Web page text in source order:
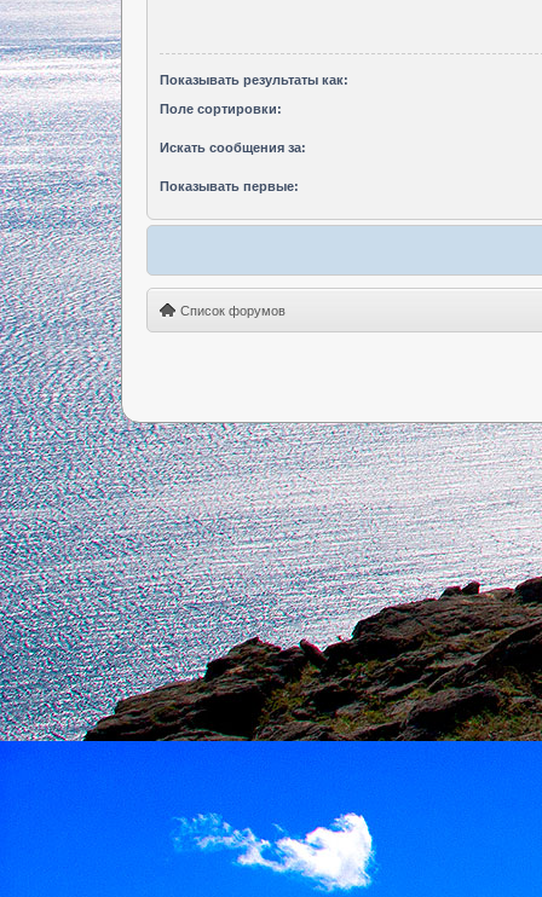
Показывать результаты как:
Поле сортировки:
Искать сообщения за:
Показывать первые:
Список форумов